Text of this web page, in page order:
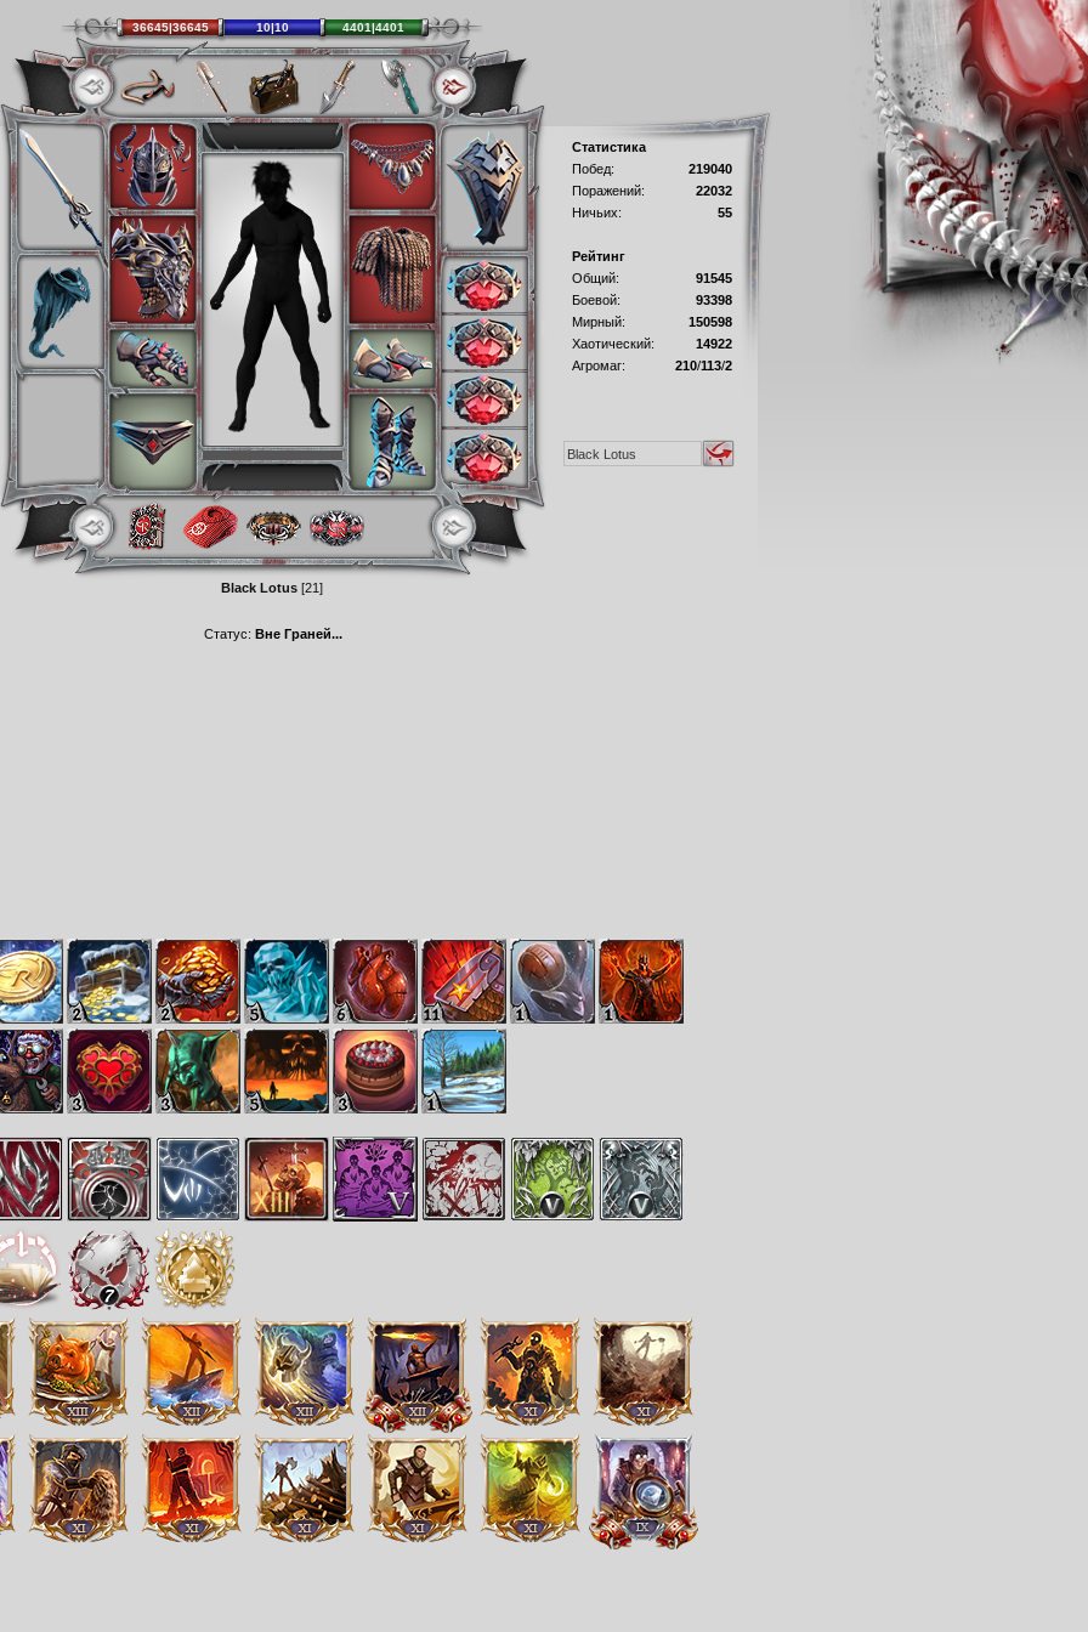
Статистика
Побед:
219040
Поражений:
22032
Ничьих:
55
Рейтинг
Общий:
91545
Боевой:
93398
Мирный:
150598
Хаотический:
14922
Агромаг:
210/113/2
Статус: Вне Граней...
36645|36645 10|10 4401|4401
Black Lotus [21]